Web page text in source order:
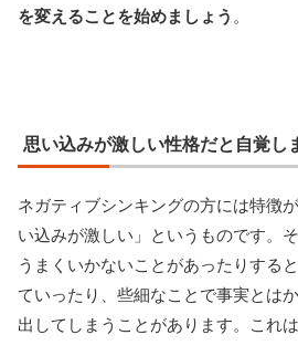
を変えることを始めましょう 。
思い込みが激しい性格だと自覚し
ネガティブシンキングの方には特徴
い込みが激しい」というものです。
うまくいかないことがあったりする
ていったり、些細なことで事実とは
出してしまうことがあります。これ